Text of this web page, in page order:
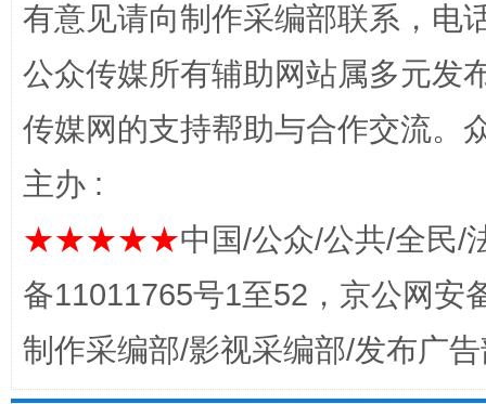
东山县通报“牛蛙产品抗生素超标问题”
有意见请向制作采编部联系，电
公众传媒所有辅助网站属多元发
传媒网的支持帮助与合作交流。
主办 :
★★★★★中国/公众/公共/全民/
备11011765号1至52，京公网安
制作采编部/影视采编部/发布广